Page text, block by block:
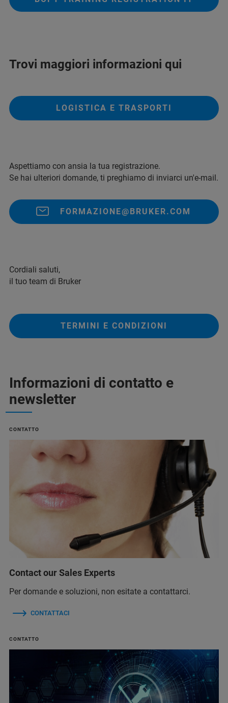
Trovi maggiori informazioni qui
LOGISTICA E TRASPORTI
Aspettiamo con ansia la tua registrazione.
Se hai ulteriori domande, ti preghiamo di inviarci un'e-mail.
FORMAZIONE@BRUKER.COM
Cordiali saluti,
il tuo team di Bruker
TERMINI E CONDIZIONI
Informazioni di contatto e
newsletter
CONTATTO
Contact our Sales Experts
Per domande e soluzioni, non esitate a contattarci.
CONTATTACI
CONTATTO